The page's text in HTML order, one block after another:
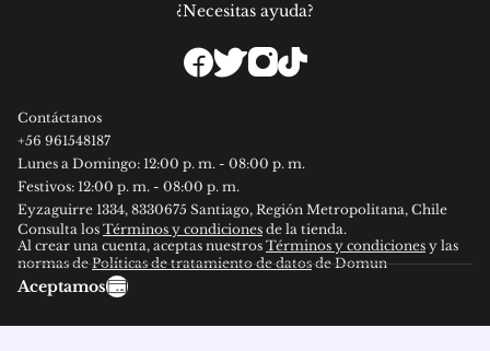
¿Necesitas ayuda?
Contáctanos
+56 961548187
Lunes a Domingo: 12:00 p. m. - 08:00 p. m.
Festivos: 12:00 p. m. - 08:00 p. m.
Eyzaguirre 1334, 8330675 Santiago, Región Metropolitana, Chile
Consulta los Términos y condiciones de la tienda.
Al crear una cuenta, aceptas nuestros Términos y condiciones y las
normas dePolíticas de tratamiento de datosde Domun
Aceptamos